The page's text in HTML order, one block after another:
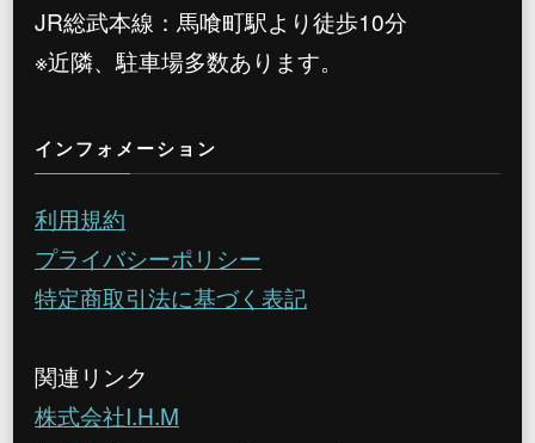
JR総武本線：馬喰町駅より徒歩10分
※近隣、駐車場多数あります。
インフォメーション
利用規約
プライバシーポリシー
特定商取引法に基づく表記
関連リンク
株式会社I.H.M